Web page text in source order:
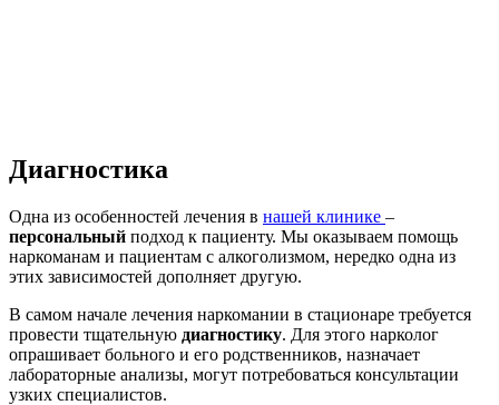
Диагностика
Одна из особенностей лечения в нашей клинике –
персональный подход к пациенту. Мы оказываем помощь
наркоманам и пациентам с алкоголизмом, нередко одна из
этих зависимостей дополняет другую.
В самом начале лечения наркомании в стационаре требуется
провести тщательную диагностику. Для этого нарколог
опрашивает больного и его родственников, назначает
лабораторные анализы, могут потребоваться консультации
узких специалистов.